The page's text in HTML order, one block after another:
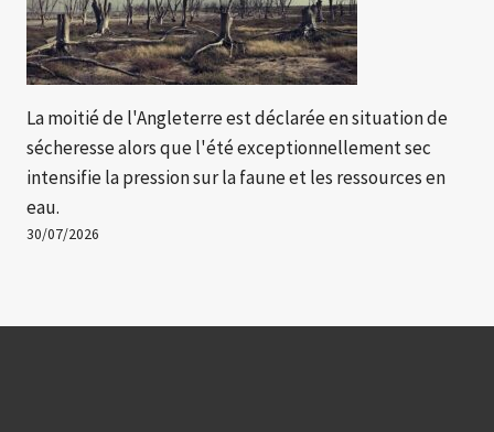
La moitié de l'Angleterre est déclarée en situation de
sécheresse alors que l'été exceptionnellement sec
intensifie la pression sur la faune et les ressources en
eau.
30/07/2026